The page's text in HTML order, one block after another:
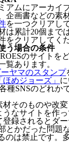
アムにアーカイ
企画書などの素
を一つクリアし
は累計20個まで
をクリアしてく
う場合の条件
のサイトを
あります。
ーヤマのスタンプ
ほめジョーズ」
種SNSのどれか
そのものや改
うなサイトを作
登録されるとダ
かだった問題
のは禁止です。